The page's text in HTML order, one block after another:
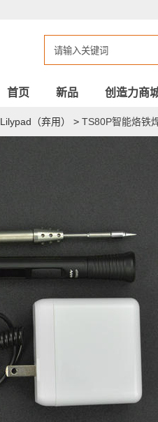
首页 新品 创造力商
Lilypad（弃用） > TS80P智能烙铁